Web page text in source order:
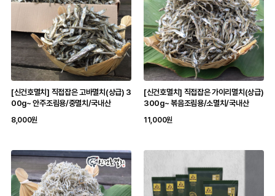
[신건호멸치] 직접잡은 고바멸치(상급) 3
00g~ 안주조림용/중멸치/국내산
8,000원
[신건호멸치] 직접잡은 가이리멸치(상급)
300g~ 볶음조림용/소멸치/국내산
11,000원